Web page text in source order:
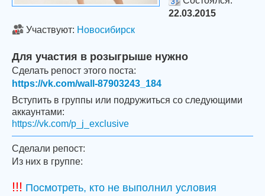
22.03.2015
Участвуют: Новосибирск
Для участия в розыгрыше нужно
Сделать репост этого поста:
https://vk.com/wall-87903243_184
Вступить в группы или подружиться со следующими
аккаунтами:
https://vk.com/p_j_exclusive
Сделали репост:
Из них в группе:
!!! Посмотреть, кто не выполнил условия